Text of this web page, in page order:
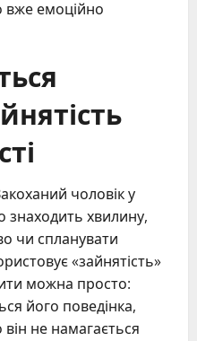
вже емоційно
чоловік у
знаходить хвилину,
чи спланувати
«зайнятість»
можна просто:
його поведінка,
не намагається